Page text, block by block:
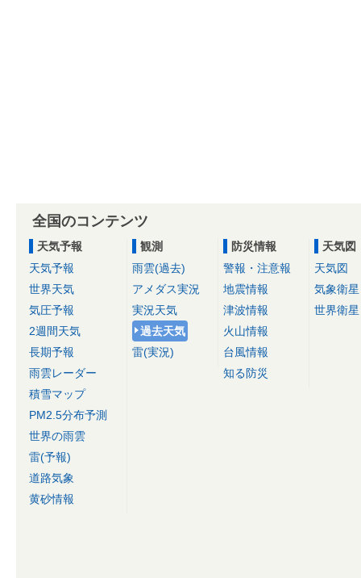
全国のコンテンツ
天気予報
天気予報
世界天気
気圧予報
2週間天気
長期予報
雨雲レーダー
積雪マップ
PM2.5分布予測
世界の雨雲
雷(予報)
道路気象
黄砂情報
観測
雨雲(過去)
アメダス実況
実況天気
過去天気
雷(実況)
防災情報
警報・注意報
地震情報
津波情報
火山情報
台風情報
知る防災
天気図
天気図
気象衛星
世界衛星